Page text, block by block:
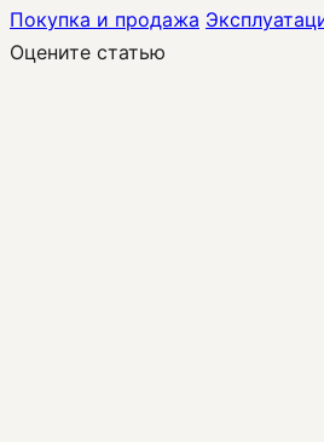
Покупка и продажа
Оцените статью